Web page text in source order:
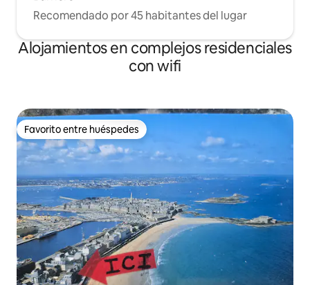
Recomendado por 45 habitantes del lugar
Alojamientos en complejos residenciales
con wifi
Favorito entre huéspedes
Favorito entre huéspedes